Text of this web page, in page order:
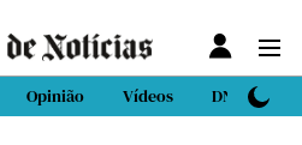
Opinião Vídeos DN Sport